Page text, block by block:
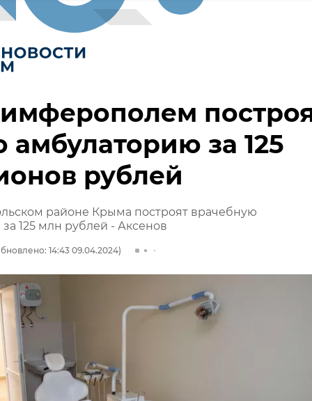
амбулаторию за 125
рублей
районе Крыма построят врачебную
125 млн рублей - Аксенов
14:43 09.04.2024)